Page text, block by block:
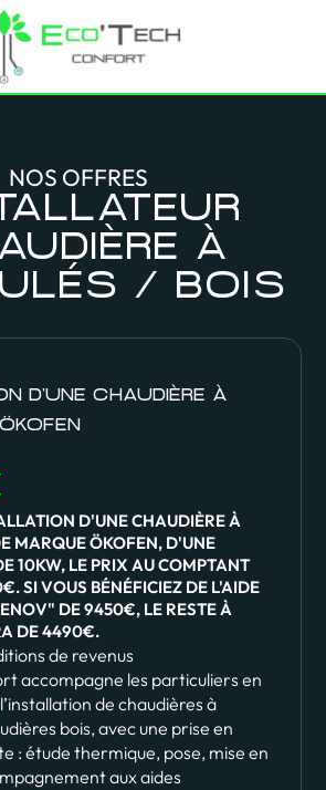
NOS OFFRES
À
/ BOIS
D'UNE CHAUDIÈRE À
D'UNE CHAUDIÈRE À
MARQUE ÖKOFEN, D'UNE
10KW, LE PRIX AU COMPTANT
SI VOUS BÉNÉFICIEZ DE L'AIDE
DE 9450€, LE RESTE À
DE 4490€.
de revenus
accompagne les particuliers en
de chaudières à
bois, avec une prise en
: étude thermique, pose, mise en
aux aides